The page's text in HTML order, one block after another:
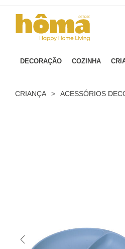
DECORAÇÃO COZINHA
CRIANÇA > ACESSÓRIOS